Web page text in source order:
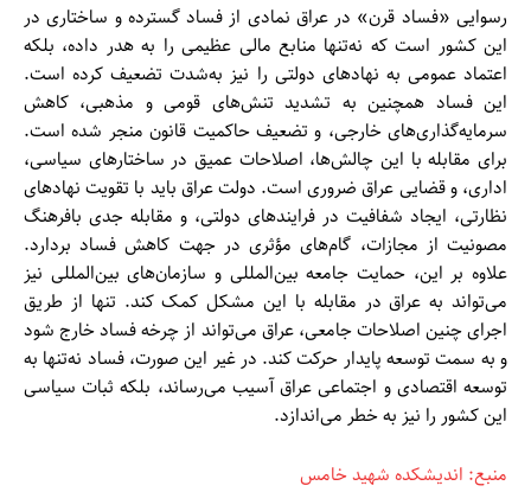
رسوایی «فساد قرن» در عراق نمادی از فساد گسترده و ساختاری در
این کشور است که نه‌تنها منابع مالی عظیمی را به هدر داده، بلکه
اعتماد عمومی به نهادهای دولتی را نیز به‌شدت تضعیف کرده است.
این فساد همچنین به تشدید تنش‌های قومی و مذهبی، کاهش
سرمایه‌گذاری‌های خارجی، و تضعیف حاکمیت قانون منجر شده است.
برای مقابله با این چالش‌ها، اصلاحات عمیق در ساختارهای سیاسی،
اداری، و قضایی عراق ضروری است. دولت عراق باید با تقویت نهادهای
نظارتی، ایجاد شفافیت در فرایندهای دولتی، و مقابله جدی بافرهنگ
مصونیت از مجازات، گام‌های مؤثری در جهت کاهش فساد بردارد.
علاوه بر این، حمایت جامعه بین‌المللی و سازمان‌های بین‌المللی نیز
می‌تواند به عراق در مقابله با این مشکل کمک کند. تنها از طریق
اجرای چنین اصلاحات جامعی، عراق می‌تواند از چرخه فساد خارج شود
و به سمت توسعه پایدار حرکت کند. در غیر این صورت، فساد نه‌تنها به
توسعه اقتصادی و اجتماعی عراق آسیب می‌رساند، بلکه ثبات سیاسی
این کشور را نیز به خطر می‌اندازد.
منبع: اندیشکده شهید خامس